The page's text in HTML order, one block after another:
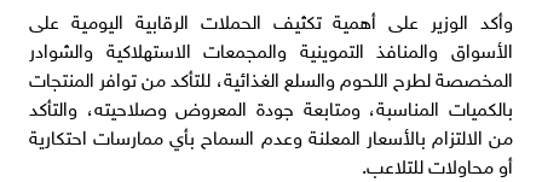
وأكد الوزير على أهمية تكثيف الحملات الرقابية اليومية على
الأسواق والمنافذ التموينية والمجمعات الاستهلاكية والشوادر
المخصصة لطرح اللحوم والسلع الغذائية، للتأكد من توافر المنتجات
بالكميات المناسبة، ومتابعة جودة المعروض وصلاحيته، والتأكد
من الالتزام بالأسعار المعلنة وعدم السماح بأي ممارسات احتكارية
أو محاولات للتلاعب.